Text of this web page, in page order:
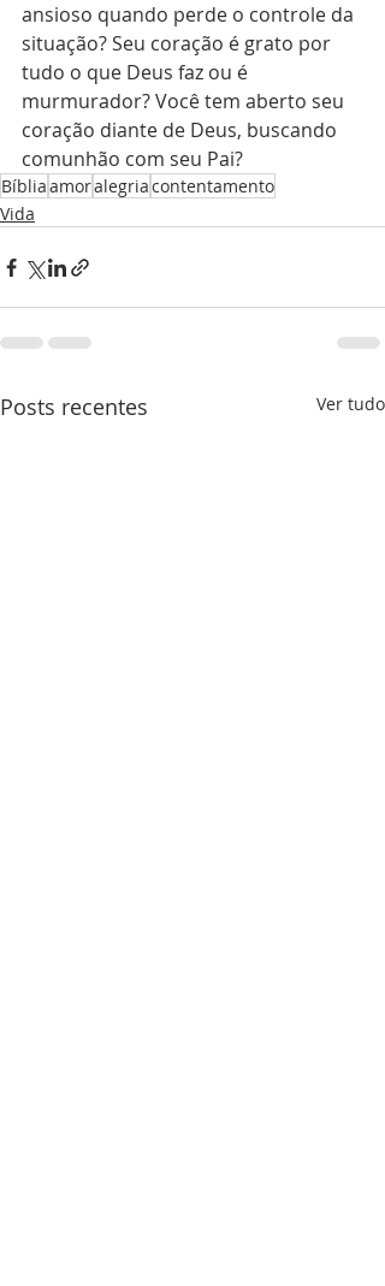
ansioso quando perde o controle da
situação? Seu coração é grato por
tudo o que Deus faz ou é
murmurador? Você tem aberto seu
coração diante de Deus, buscando
comunhão com seu Pai?
Bíbliaamoralegriacontentamento
Vida
Posts recentes Ver tudo